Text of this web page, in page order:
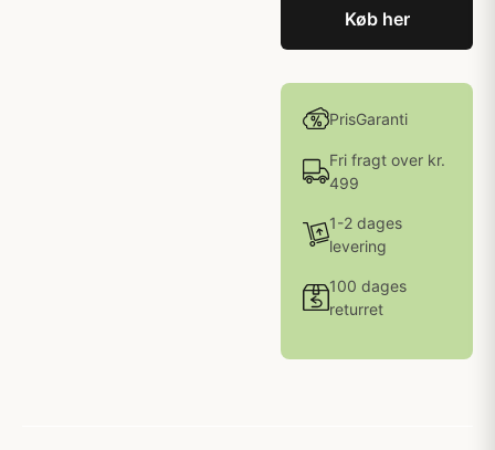
Køb her
PrisGaranti
Fri fragt over kr.
499
1-2 dages
levering
100 dages
returret